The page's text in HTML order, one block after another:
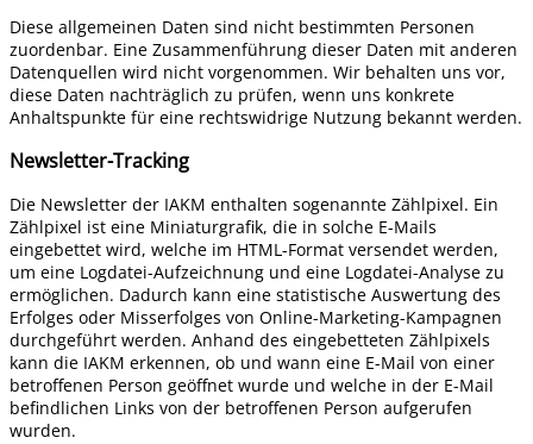
Diese allgemeinen Daten sind nicht bestimmten Personen
zuordenbar. Eine Zusammenführung dieser Daten mit anderen
Datenquellen wird nicht vorgenommen. Wir behalten uns vor,
diese Daten nachträglich zu prüfen, wenn uns konkrete
Anhaltspunkte für eine rechtswidrige Nutzung bekannt werden.
Newsletter-Tracking
Die Newsletter der IAKM enthalten sogenannte Zählpixel. Ein
Zählpixel ist eine Miniaturgrafik, die in solche E-Mails
eingebettet wird, welche im HTML-Format versendet werden,
um eine Logdatei-Aufzeichnung und eine Logdatei-Analyse zu
ermöglichen. Dadurch kann eine statistische Auswertung des
Erfolges oder Misserfolges von Online-Marketing-Kampagnen
durchgeführt werden. Anhand des eingebetteten Zählpixels
kann die IAKM erkennen, ob und wann eine E-Mail von einer
betroffenen Person geöffnet wurde und welche in der E-Mail
befindlichen Links von der betroffenen Person aufgerufen
wurden.